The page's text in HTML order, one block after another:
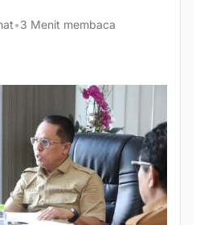
•3 Menit membaca